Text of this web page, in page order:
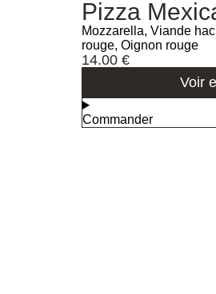
Pizza
Mozzarella, Viande
rouge, Oignon rouge
14.00 €
Voir
Commander